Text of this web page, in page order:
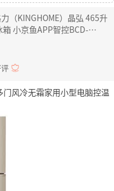
（KINGHOME）晶弘 465升
小京鱼APP智控BCD-
风冷无霜家用小型电脑控温